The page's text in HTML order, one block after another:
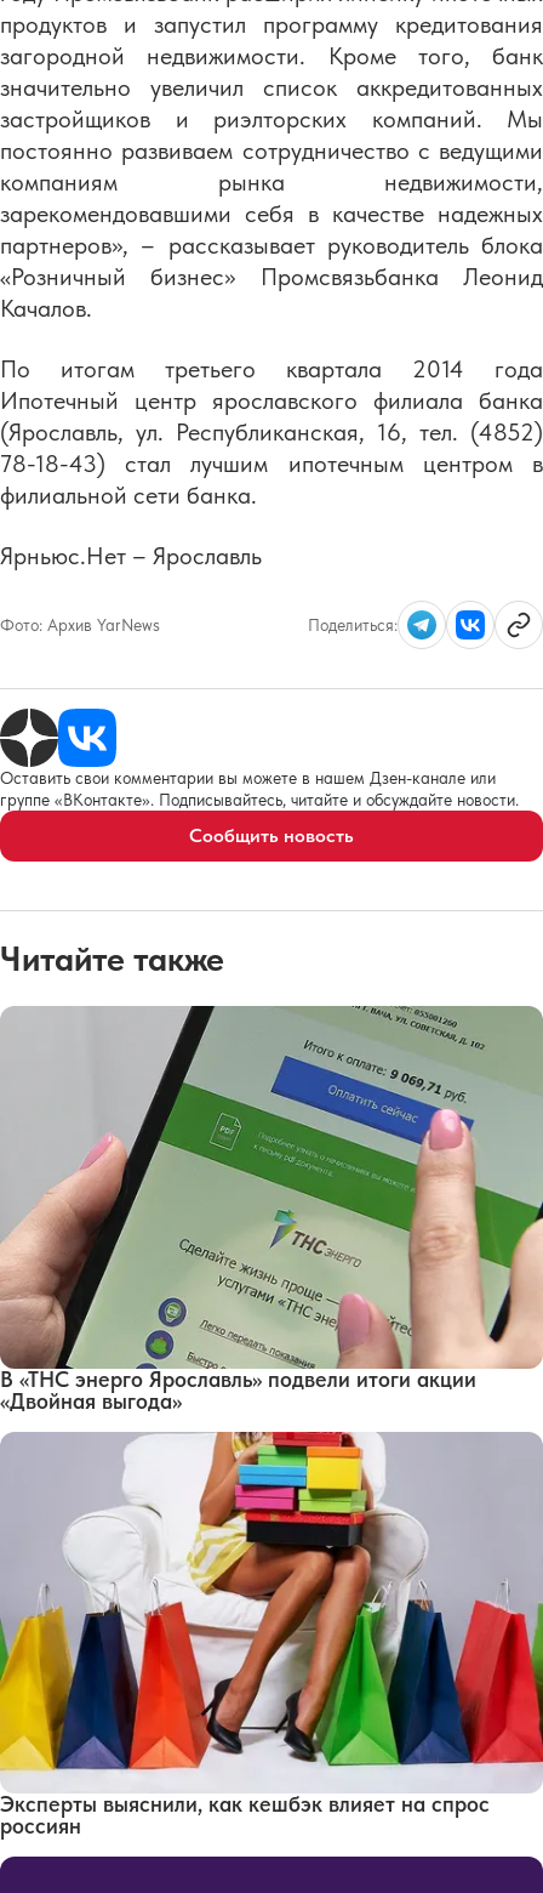
продуктов и запустил программу кредитования
загородной недвижимости. Кроме того, банк
значительно увеличил список аккредитованных
застройщиков и риэлторских компаний. Мы
постоянно развиваем сотрудничество с ведущими
компаниям рынка недвижимости,
зарекомендовавшими себя в качестве надежных
партнеров», – рассказывает руководитель блока
«Розничный бизнес» Промсвязьбанка Леонид
Качалов.
По итогам третьего квартала 2014 года
Ипотечный центр ярославского филиала банка
(Ярославль, ул. Республиканская, 16, тел. (4852)
78-18-43) стал лучшим ипотечным центром в
филиальной сети банка.
Ярньюс.Нет – Ярославль
Фото: Архив YarNews Поделиться:
Оставить свои комментарии вы можете в нашем Дзен-канале или
группе «ВКонтакте». Подписывайтесь, читайте и обсуждайте новости.
Сообщить новость
Читайте также
В «ТНС энерго Ярославль» подвели итоги акции
«Двойная выгода»
Эксперты выяснили, как кешбэк влияет на спрос
россиян